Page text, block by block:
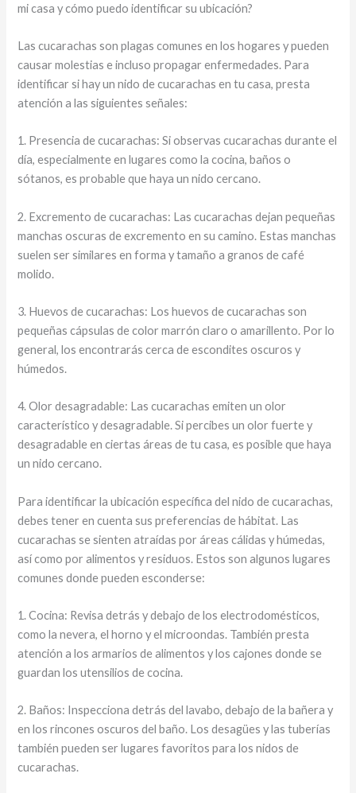
mi casa y cómo puedo identificar su ubicación?
Las cucarachas son plagas comunes en los hogares y pueden
causar molestias e incluso propagar enfermedades. Para
identificar si hay un nido de cucarachas en tu casa, presta
atención a las siguientes señales:
1. Presencia de cucarachas: Si observas cucarachas durante el
día, especialmente en lugares como la cocina, baños o
sótanos, es probable que haya un nido cercano.
2. Excremento de cucarachas: Las cucarachas dejan pequeñas
manchas oscuras de excremento en su camino. Estas manchas
suelen ser similares en forma y tamaño a granos de café
molido.
3. Huevos de cucarachas: Los huevos de cucarachas son
pequeñas cápsulas de color marrón claro o amarillento. Por lo
general, los encontrarás cerca de escondites oscuros y
húmedos.
4. Olor desagradable: Las cucarachas emiten un olor
característico y desagradable. Si percibes un olor fuerte y
desagradable en ciertas áreas de tu casa, es posible que haya
un nido cercano.
Para identificar la ubicación específica del nido de cucarachas,
debes tener en cuenta sus preferencias de hábitat. Las
cucarachas se sienten atraídas por áreas cálidas y húmedas,
así como por alimentos y residuos. Estos son algunos lugares
comunes donde pueden esconderse:
1. Cocina: Revisa detrás y debajo de los electrodomésticos,
como la nevera, el horno y el microondas. También presta
atención a los armarios de alimentos y los cajones donde se
guardan los utensilios de cocina.
2. Baños: Inspecciona detrás del lavabo, debajo de la bañera y
en los rincones oscuros del baño. Los desagües y las tuberías
también pueden ser lugares favoritos para los nidos de
cucarachas.